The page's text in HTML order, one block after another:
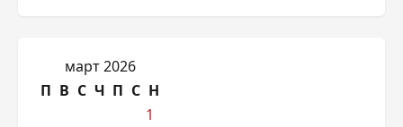
март 2026
П В С Ч П С Н
1